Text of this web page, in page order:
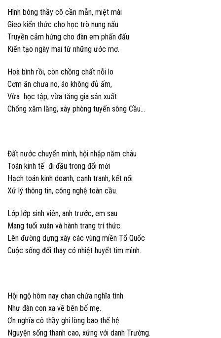
Hình bóng thầy cô cần mẫn, miệt mài
Gieo kiến thức cho học trò nung nấu
Truyền cảm hứng cho đàn em phấn đấu
Kiến tạo ngày mai từ những ước mơ.
Hoà bình rồi, còn chồng chất nỗi lo
Cơm ăn chưa no, áo không đủ ấm,
Vừa học tập, vừa tăng gia sản xuất
Chống xăm lăng, xây phòng tuyến sông Cầu…
Đất nước chuyển mình, hội nhập năm châu
Toán kinh tế đi đầu trong đổi mới
Hạch toán kinh doanh, cạnh tranh, kết nối
Xử lý thông tin, công nghệ toàn cầu.
Lớp lớp sinh viên, anh trước, em sau
Mang tuổi xuân và hành trang trí thức.
Lên đường dựng xây các vùng miền Tổ Quốc
Cuộc sống đổi thay có nhiệt huyết tim mình.
Hội ngộ hôm nay chan chứa nghĩa tình
Như đàn con xa về bên bố mẹ.
Ơn nghĩa cô thầy ghi lòng bao thế hệ
Nguyện sống thanh cao, xứng với danh Trường.